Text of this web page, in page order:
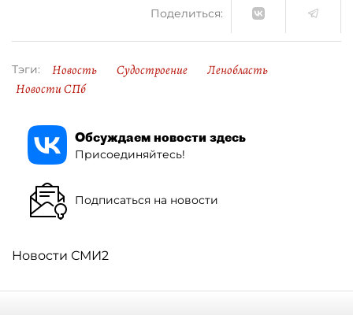
Поделиться:
Тэги: Новость Судостроение
Ленобласть
Новости СПб
Обсуждаем новости здесь
Присоединяйтесь!
Подписаться на новости
Новости СМИ2